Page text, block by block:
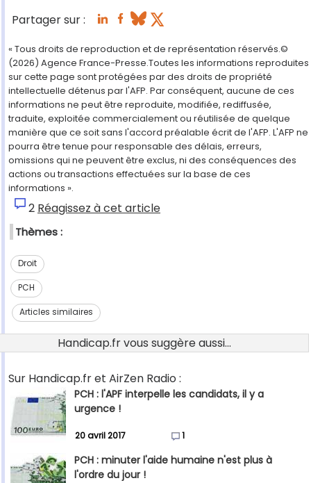
Partager sur :
« Tous droits de reproduction et de représentation réservés.©
(2026) Agence France-Presse.Toutes les informations reproduites
sur cette page sont protégées par des droits de propriété
intellectuelle détenus par l'AFP. Par conséquent, aucune de ces
informations ne peut être reproduite, modifiée, rediffusée,
traduite, exploitée commercialement ou réutilisée de quelque
manière que ce soit sans l'accord préalable écrit de l'AFP. L'AFP ne
pourra être tenue pour responsable des délais, erreurs,
omissions qui ne peuvent être exclus, ni des conséquences des
actions ou transactions effectuées sur la base de ces
informations ».
2 Réagissez à cet article
Thèmes :
Droit
PCH
Articles similaires
Handicap.fr vous suggère aussi...
Sur Handicap.fr et AirZen Radio :
PCH : l'APF interpelle les candidats, il y a
urgence !
20 avril 2017 1
PCH : minuter l'aide humaine n'est plus à
l'ordre du jour !